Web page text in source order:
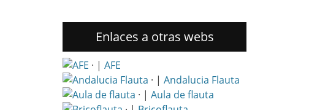
Enlaces a otras webs
· | AFE
· | Andalucia Flauta
· | Aula de flauta